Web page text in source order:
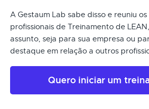
A Gestaum Lab sabe disso e reuniu
profissionais de Treinamento de
assunto, seja para sua empresa ou
destaque em relação a outros
Quero iniciar um